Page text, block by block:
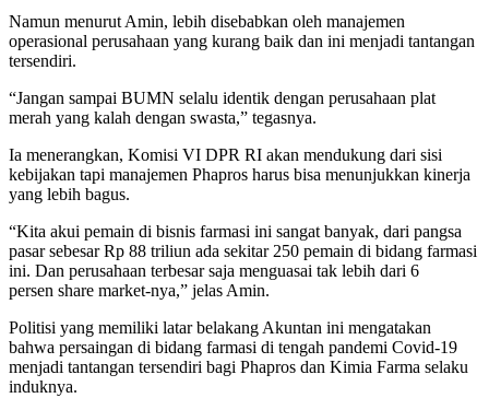
Namun menurut Amin, lebih disebabkan oleh manajemen
operasional perusahaan yang kurang baik dan ini menjadi tantangan
tersendiri.
“Jangan sampai BUMN selalu identik dengan perusahaan plat
merah yang kalah dengan swasta,” tegasnya.
Ia menerangkan, Komisi VI DPR RI akan mendukung dari sisi
kebijakan tapi manajemen Phapros harus bisa menunjukkan kinerja
yang lebih bagus.
“Kita akui pemain di bisnis farmasi ini sangat banyak, dari pangsa
pasar sebesar Rp 88 triliun ada sekitar 250 pemain di bidang farmasi
ini. Dan perusahaan terbesar saja menguasai tak lebih dari 6
persen share market-nya,” jelas Amin.
Politisi yang memiliki latar belakang Akuntan ini mengatakan
bahwa persaingan di bidang farmasi di tengah pandemi Covid-19
menjadi tantangan tersendiri bagi Phapros dan Kimia Farma selaku
induknya.